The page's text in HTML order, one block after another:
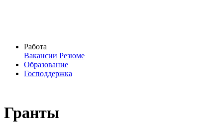
Работа
Вакансии Резюме
Образование
Господдержка
Гранты